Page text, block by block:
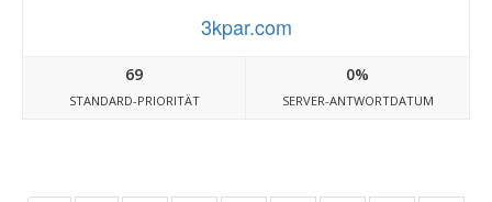
3kpar.com
69
STANDARD-PRIORITÄT
0%
SERVER-ANTWORTDATUM